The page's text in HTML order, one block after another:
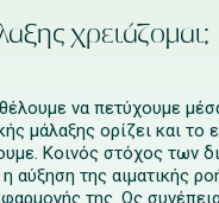
χρειάζομαι;
να πετύχουμε
μάλαξης ορίζει και το
Κοινός στόχος των
αύξηση της αιματικής
της. Ως